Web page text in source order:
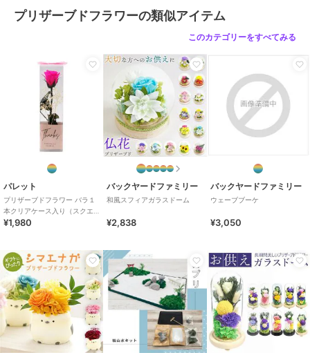
ブランド バックヤードファミリー
バックヤードファミリー
ギフト用品 ／プリザーブドフラ
カラー
ふわり.イエロー、ローズブルー、
ローズピンク、ローズイエロー、
ふわり.ホワイト、ふわり.ライト
ピンク、ふわり.パープル
サイズ フォトフレーム
プリザーブドフラワーの類似アイテム
このカテゴリーをすべてみる
パレット
プリザーブドフラワー バラ１
本クリアケース入り（スクエ
ア）ブライトピンク
¥1,980
バックヤードファミリー
和風スフィアガラスドーム
¥2,838
バックヤードファミリー
ウェーブブーケ
¥3,050